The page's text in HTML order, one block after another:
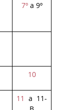
7ºa 9º
10
11 a 11-